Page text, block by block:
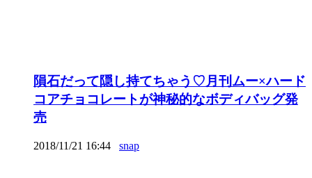
隕石だって隠し持てちゃう♡月刊ムー×ハード
コアチョコレートが神秘的なボディバッグ発
売
2018/11/21 16:44 snap